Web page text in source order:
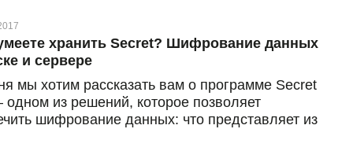
хранить Secret? Шифрование данных
и сервере
мы хотим рассказать вам о программе Secret
из решений, которое позволяет
шифрование данных: что представляет из